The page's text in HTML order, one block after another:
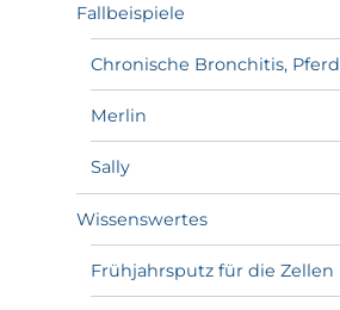
Fallbeispiele
Chronische Bronchitis, Pferd
Merlin
Sally
Wissenswertes
Frühjahrsputz für die Zellen